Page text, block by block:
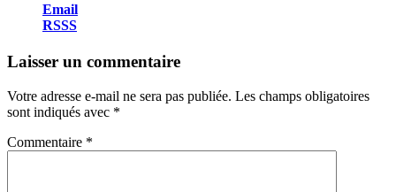
Email
RSSS
Laisser un commentaire
Votre adresse e-mail ne sera pas publiée. Les champs obligatoires
sont indiqués avec *
Commentaire *